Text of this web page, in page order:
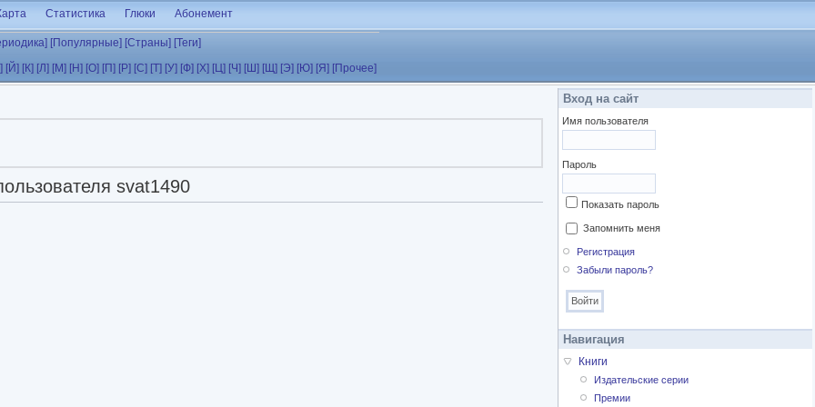
Статистика Глюки Абонемент
[Популярные] [Страны] [Теги]
[Й] [К] [Л] [М] [Н] [О] [П] [Р] [С] [Т] [У] [Ф] [Х] [Ц] [Ч] [Ш] [Щ] [Э] [Ю] [Я] [Прочее]
svat1490
Вход на сайт
Имя пользователя
Пароль
Показать пароль
Запомнить меня
Регистрация
Забыли пароль?
Навигация
Книги
Издательские серии
Премии